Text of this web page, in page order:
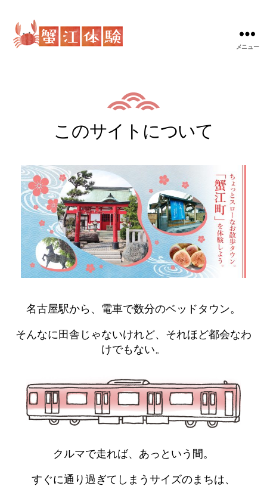
メニュー
このサイトについて
名古屋駅から、電車で数分のベッドタウン。
そんなに田舎じゃないけれど、それほど都会なわ
けでもない。
クルマで走れば、あっという間。
すぐに通り過ぎてしまうサイズのまちは、